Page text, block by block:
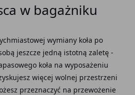
w bagażniku
wymiany koła po
jeszcze jedną istotną zaletę -
koła na wyposażeniu
więcej wolnej przestrzeni
przeznaczyć na przewożenie